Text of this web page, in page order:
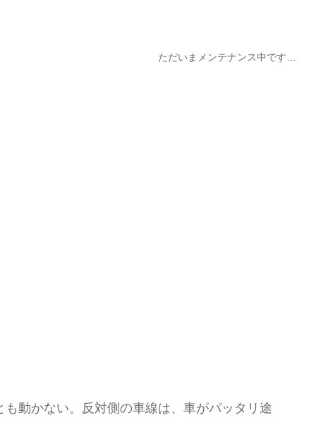
ただいまメンテナンス中です…
動かない。反対側の車線は、車がパッタリ途